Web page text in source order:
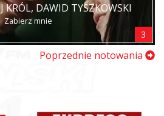
KRÓL, DAWID TYSZKOWSKI
Zabierz mnie
3
Poprzednie notowania